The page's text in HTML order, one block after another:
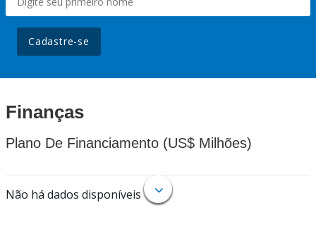
Cadastre-se
Finanças
Plano De Financiamento (US$ Milhões)
Não há dados disponíveis